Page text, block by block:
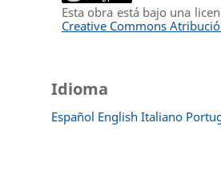
Esta obra está bajo una
Creative Commons
Idioma
Español English Italiano